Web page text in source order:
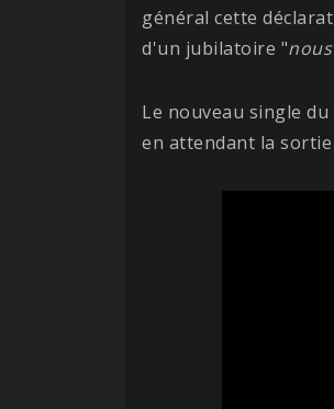
général cette
d'un jubilatoire "
Le nouveau single
en attendant la